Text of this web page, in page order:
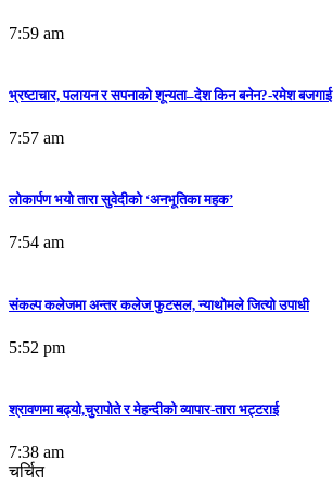
7:59 am
भ्रष्टाचार, पलायन र सपनाको शून्यता–देश किन बनेन?-रमेश बजगाई
7:57 am
लोकार्पण भयो तारा सुवेदीको ‘अनभूतिका महक’
7:54 am
संकल्प कलेजमा अन्तर कलेज फुटसल, न्याथोमले जित्यो उपाधी
5:52 pm
श्रावणमा बढ्यो,चुरापोते र मेहन्दीको व्यापार-तारा भट्टराई
7:38 am
चर्चित